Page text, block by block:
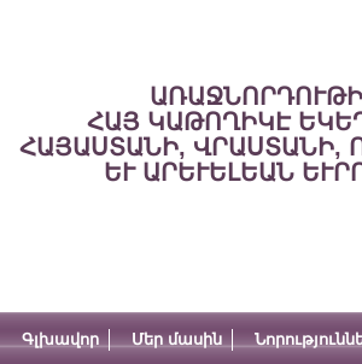
ՀԱՅ ԿԱԹՈՂԻԿԷ
ՀԱՅԱՍՏԱՆԻ, ՎՐԱՍՏԱՆԻ,
ԵՒ ԱՐԵՒԵԼԵԱՆ
Գլխավոր Մեր մասին